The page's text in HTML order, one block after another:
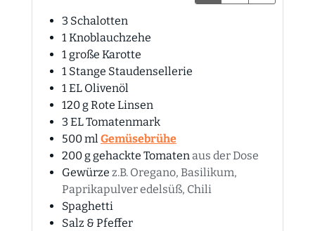
3 Schalotten
1Knoblauchzehe
1große Karotte
1 Stange Staudensellerie
1EL Olivenöl
120gRote Linsen
3 ELTomatenmark
500mlGemüsebrühe
200ggehackte Tomatenaus der Dose
Gewürze z.B. Oregano, Basilikum,
Paprikapulver edelsüß, Chili
Spaghetti
Salz & Pfeffer